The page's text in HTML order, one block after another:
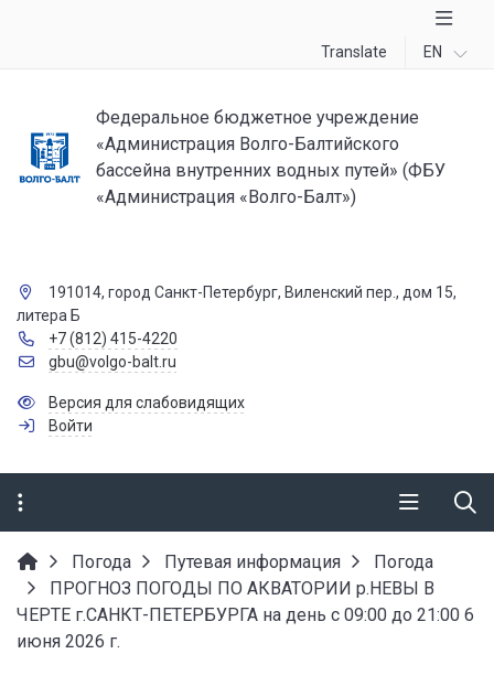
Translate EN
Федеральное бюджетное учреждение
«Администрация Волго-Балтийского
бассейна внутренних водных путей» (ФБУ
«Администрация «Волго-Балт»)
191014, город Санкт-Петербург, Виленский пер., дом 15,
литера Б
+7 (812) 415-4220
gbu@volgo-balt.ru
Версия для слабовидящих
Войти
Погода Путевая информация
Погода
ПРОГНОЗ ПОГОДЫ ПО АКВАТОРИИ р.НЕВЫ В
ЧЕРТЕ г.САНКТ-ПЕТЕРБУРГА на день с 09:00 до 21:00 6
июня 2026 г.